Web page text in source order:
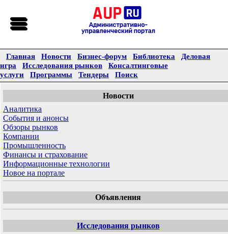
Главная Новости Бизнес-форум Библиотека
Деловая
игра
Исследования рынков
Консалтинговые
услуги
Программы Тендеры Поиск
Новости
Аналитика
События и анонсы
Обзоры рынков
Компании
Промышленность
Финансы и страхование
Информационные технологии
Новое на портале
Объявления
Исследования рынков